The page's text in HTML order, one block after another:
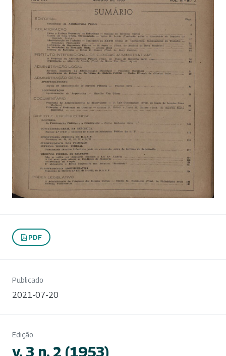
PDF
Publicado
2021-07-20
Edição
v. 3 n. 2 (1953)